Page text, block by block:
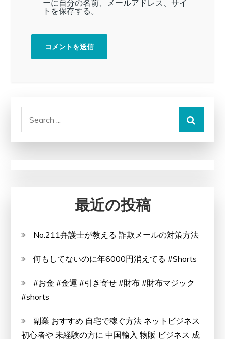
ーに自分の名前、メールアドレス、サイ
トを保存する。
最近の投稿
No.211弁護士が教える 詐欺メールの対策方法
何もしてないのに年6000円消えてる #Shorts
#お金 #金運 #引き寄せ #財布 #財布マジック
#shorts
副業 おすすめ 自宅で稼ぐ方法 ネットビジネス
初心者や 未経験の方に 中国輸入 物販 ビジネス 成